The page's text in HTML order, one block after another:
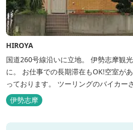
HIROYA
国道260号線沿いに立地。 伊勢志摩観
に。 お仕事での長期滞在もOK!空室が
っております。 ツーリングのバイカー
ださい。
伊勢志摩